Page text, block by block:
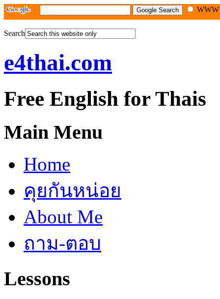
Search
e4thai.com
Free English for Thais
Main Menu
Home
คุยกันหน่อย
About Me
ถาม-ตอบ
Lessons